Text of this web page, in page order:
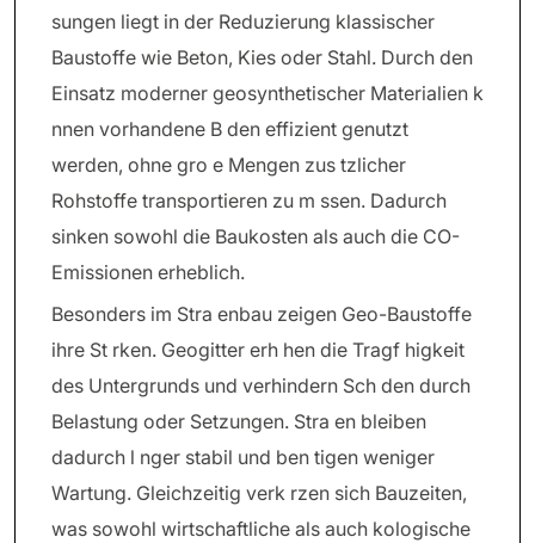
sungen liegt in der Reduzierung klassischer
Baustoffe wie Beton, Kies oder Stahl. Durch den
Einsatz moderner geosynthetischer Materialien k
nnen vorhandene B den effizient genutzt
werden, ohne gro e Mengen zus tzlicher
Rohstoffe transportieren zu m ssen. Dadurch
sinken sowohl die Baukosten als auch die CO-
Emissionen erheblich.
Besonders im Stra enbau zeigen Geo-Baustoffe
ihre St rken. Geogitter erh hen die Tragf higkeit
des Untergrunds und verhindern Sch den durch
Belastung oder Setzungen. Stra en bleiben
dadurch l nger stabil und ben tigen weniger
Wartung. Gleichzeitig verk rzen sich Bauzeiten,
was sowohl wirtschaftliche als auch kologische